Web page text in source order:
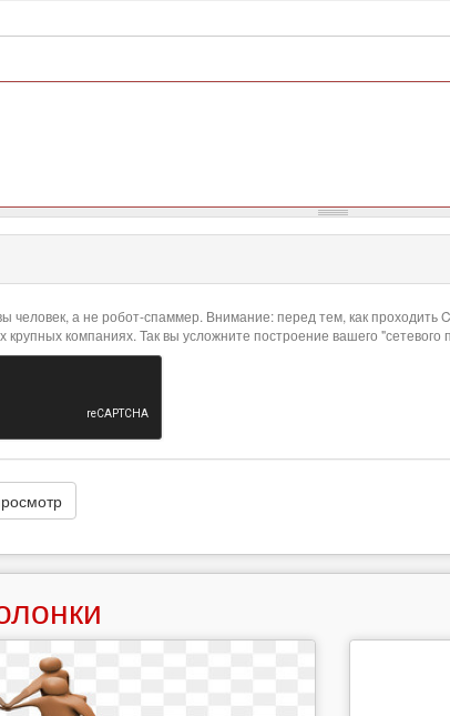
человек, а не робот-спаммер. Внимание: перед тем, как
крупных компаниях. Так вы усложните построение вашего "сетевого